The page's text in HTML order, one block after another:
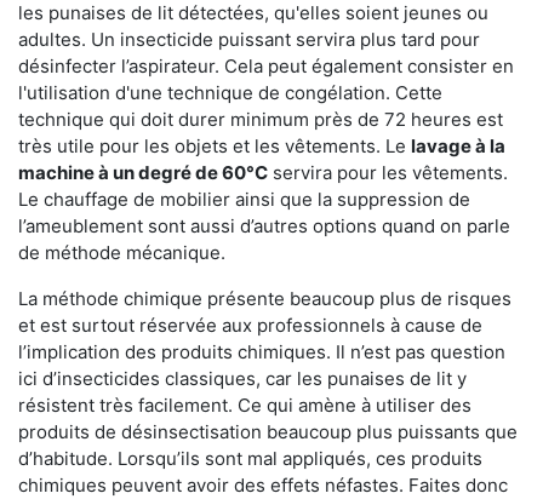
les punaises de lit détectées, qu'elles soient jeunes ou
adultes. Un insecticide puissant servira plus tard pour
désinfecter l’aspirateur. Cela peut également consister en
l'utilisation d'une technique de congélation. Cette
technique qui doit durer minimum près de 72 heures est
très utile pour les objets et les vêtements. Le lavage à la
machine à un degré de 60°C servira pour les vêtements.
Le chauffage de mobilier ainsi que la suppression de
l’ameublement sont aussi d’autres options quand on parle
de méthode mécanique.
La méthode chimique présente beaucoup plus de risques
et est surtout réservée aux professionnels à cause de
l’implication des produits chimiques. Il n’est pas question
ici d’insecticides classiques, car les punaises de lit y
résistent très facilement. Ce qui amène à utiliser des
produits de désinsectisation beaucoup plus puissants que
d’habitude. Lorsqu’ils sont mal appliqués, ces produits
chimiques peuvent avoir des effets néfastes. Faites donc